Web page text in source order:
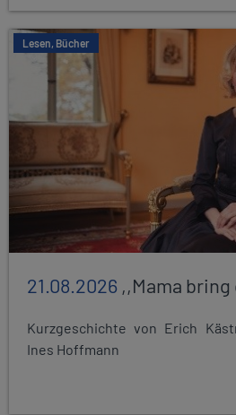
Lesen, Bücher
21.08.2026 ,,Mama bring
Kurzgeschichte von Erich
Ines Hoffmann